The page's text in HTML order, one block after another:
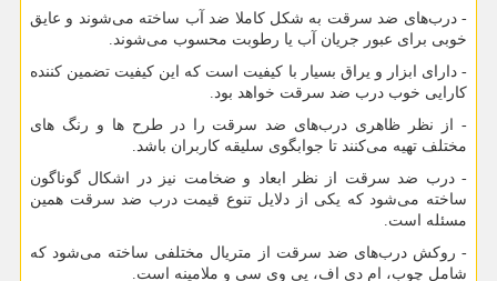
- درب‌های ضد سرقت به شکل کاملا ضد آب ساخته می‌شوند و عایق
خوبی برای عبور جریان آب یا رطوبت محسوب می‌شوند.
- دارای ابزار و یراق بسیار با کیفیت است که این کیفیت تضمین کننده
کارایی خوب درب ضد سرقت خواهد بود.
- از نظر ظاهری درب‌های ضد سرقت را در طرح ها و رنگ های
مختلف تهیه می‌کنند تا جوابگوی سلیقه کاربران باشد.
- درب ضد سرقت از نظر ابعاد و ضخامت نیز در اشکال گوناگون
ساخته می‌شود که یکی از دلایل تنوع قیمت درب ضد سرقت همین
مسئله است.
- روکش درب‌های ضد سرقت از متریال مختلفی ساخته می‌شود که
شامل چوب، ام دی اف، پی وی سی و ملامینه است.